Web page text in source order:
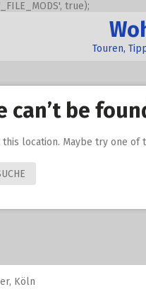
true);
Touren,
can’t be
location. Maybe try one of
Köln